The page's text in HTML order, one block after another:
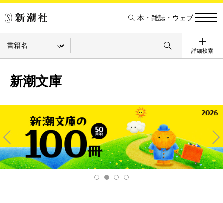
本・雑誌・ウェブ
詳細検索
新潮文庫
Pre
v
Ne
xt